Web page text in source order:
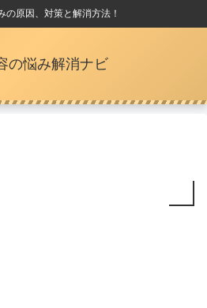
の原因、対策と解消方法！
の悩み解消ナビ